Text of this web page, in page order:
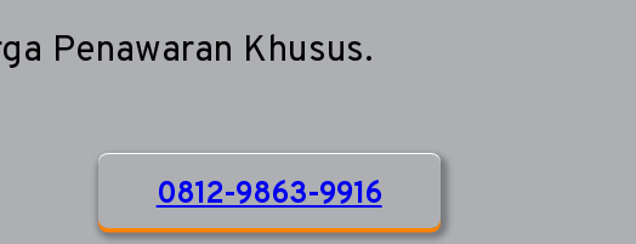
Penawaran Khusus.
0812-9863-9916